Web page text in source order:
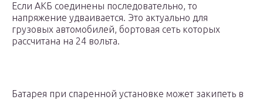
Если АКБ соединены последовательно, то
напряжение удваивается. Это актуально для
грузовых автомобилей, бортовая сеть которых
рассчитана на 24 вольта.
Батарея при спаренной установке может закипеть в